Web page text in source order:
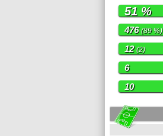
51 %
476(89 %)
12(2)
6
10